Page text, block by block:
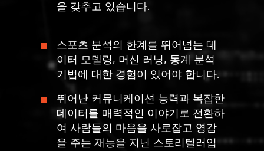
을 갖추고 있습니다.
스포츠 분석의 한계를 뛰어넘는 데
이터 모델링, 머신 러닝, 통계 분석
기법에 대한 경험이 있어야 합니다.
뛰어난 커뮤니케이션 능력과 복잡한
데이터를 매력적인 이야기로 전환하
여 사람들의 마음을 사로잡고 영감
을 주는 재능을 지닌 스토리텔러입